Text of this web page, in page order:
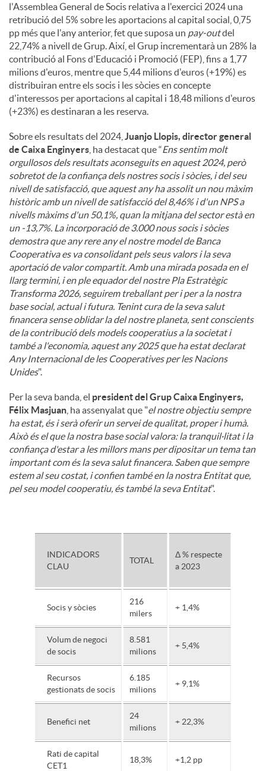
l'Assemblea General de Socis relativa a l'exercici 2024 una
retribució del 5% sobre les aportacions al capital social, 0,75
pp més que l'any anterior, fet que suposa un pay-outdel
22,74% a nivell de Grup. Així, el Grup incrementarà un 28% la
contribució al Fons d'Educació i Promoció (FEP), fins a 1,77
milions d'euros, mentre que 5,44 milions d'euros (+19%) es
distribuiran entre els socis i les sòcies en concepte
d'interessos per aportacions al capital i 18,48 milions d'euros
(+23%) es destinaran a les reserva.
Sobre els resultats del 2024, Juanjo Llopis, director general
de Caixa Enginyers , ha destacat que “Ens sentim molt
orgullosos dels resultats aconseguits en aquest 2024, però
sobretot de la confiança dels nostres socis i sòcies, i del seu
nivell de satisfacció, que aquest any ha assolit un nou màxim
històric amb un nivell de satisfacció del 8,46% i d'un NPS a
nivells màxims d'un 50,1%, quan la mitjana del sector està en
un -13,7%. La incorporació de 3.000 nous socis i sòcies
demostra que any rere any el nostre model de Banca
Cooperativa es va consolidant pels seus valors i la seva
aportació de valor compartit. Amb una mirada posada en el
llarg termini, i en ple equador del nostre Pla Estratègic
Transforma 2026, seguirem treballant per i per a la nostra
base social, actual i futura. Tenint cura de la seva salut
financera sense oblidar la del nostre planeta, sent conscients
de la contribució dels models cooperatius a la societat i
també a l'economia, aquest any 2025 que ha estat declarat
Any Internacional de les Cooperatives per les Nacions
Unides".
Per la seva banda, el president del Grup Caixa Enginyers,
Félix Masjuan , ha assenyalat que "el nostre objectiu sempre
ha estat, és i serà oferir un servei de qualitat, proper i humà.
Això és el que la nostra base social valora: la tranquil·litat i la
confiança d'estar a les millors mans per dipositar un tema tan
important com és la seva salut financera. Saben que sempre
estem al seu costat, i confien també en la nostra Entitat que,
pel seu model cooperatiu, és també la seva Entitat".
INDICADORS
CLAU
TOTAL
Δ % respecte
a 2023
Socis y sòcies
216
milers
+ 1,4%
Volum de negoci
de socis
8.581
milions
+ 5,4%
Recursos
gestionats de socis
6.185
milions
+ 9,1%
Benefici net
24
milions
+ 22,3%
Rati de capital
CET1
18,3% +1,2 pp